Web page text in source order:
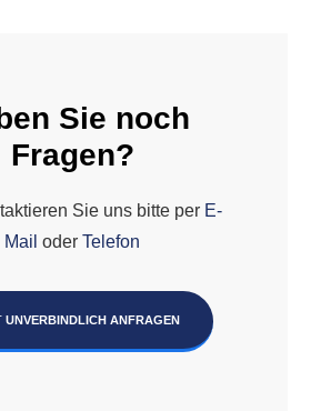
Sie noch
Fragen?
Sie uns bitte per E-
Mail oder Telefon
UNVERBINDLICH ANFRAGEN